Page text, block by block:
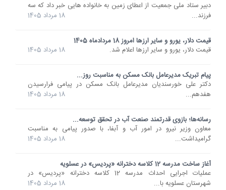
دبیر ستاد ملی جمعیت از اعطای زمین به خانواده هایی خبر داد که سه
فرزند...
18 مرداد 1405
قیمت دلار، یورو و سایر ارزها امروز 18 مردادماه 1405
قیمت دلار، یورو و سایر ارزها اعلام شد.
18 مرداد 1405
پیام تبریک مدیرعامل بانک مسکن به مناسبت روز...
دکتر علی خورسندیان مدیرعامل بانک مسکن در پیامی فرارسیدن
هفدهم...
18 مرداد 1405
رسانه‌ها؛ بازوی قدرتمند صنعت آب در تحقق توسعه...
معاون وزیر نیرو در امور آب و آبفا، با صدور پیامی به مناسبت
گرامیداشت...
18 مرداد 1405
آغاز ساخت مدرسه 12 کلاسه دخترانه «پردیس» در عسلویه
عملیات اجرایی احداث مدرسه 12 کلاسه دخترانه «پردیس» در
شهرستان عسلویه با...
18 مرداد 1405